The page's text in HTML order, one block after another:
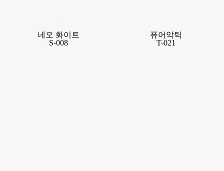
네오 화이트
S-008
퓨어악틱
T-021